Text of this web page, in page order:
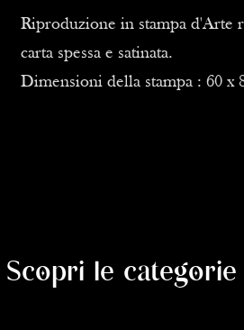
Riproduzione in stampa d'Arte
carta spessa e satinata.
Dimensioni della stampa : 60 x
Scopri le